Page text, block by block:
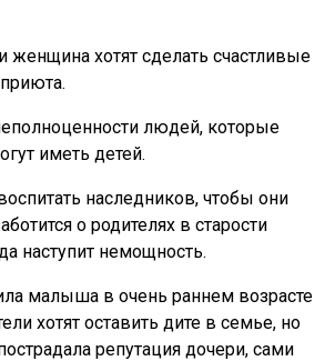
женщина хотят сделать счастливые
людей, которые
иметь детей.
наследников, чтобы они
о родителях в старости
наступит немощность.
малыша в очень раннем возрасте
хотят оставить дите в семье, но
репутация дочери, сами